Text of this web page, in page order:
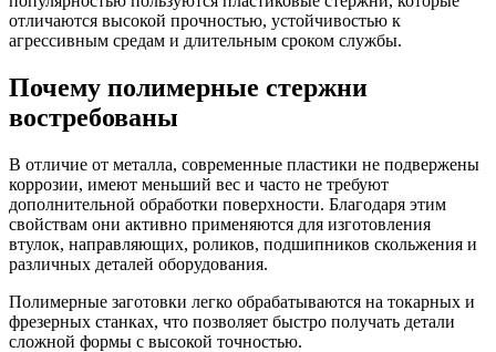
отличаются высокой прочностью, устойчивостью к
агрессивным средам и длительным сроком службы.
Почему полимерные стержни
востребованы
В отличие от металла, современные пластики не подвержены
коррозии, имеют меньший вес и часто не требуют
дополнительной обработки поверхности. Благодаря этим
свойствам они активно применяются для изготовления
втулок, направляющих, роликов, подшипников скольжения и
различных деталей оборудования.
Полимерные заготовки легко обрабатываются на токарных и
фрезерных станках, что позволяет быстро получать детали
сложной формы с высокой точностью.